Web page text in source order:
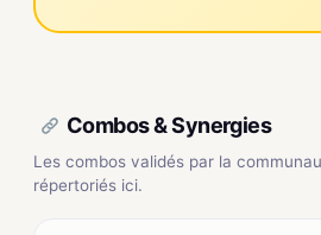
Combos & Synergies
Les combos validés par la
répertoriés ici.